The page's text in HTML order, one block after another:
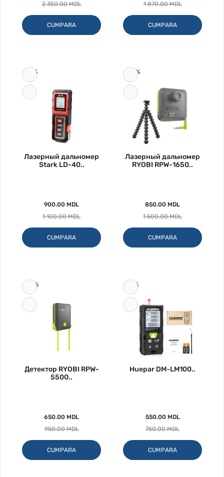
2 350.00 MDL
CUMPARA
1 870.00 MDL
CUMPARA
-18%
Лазерный дальномер
Stark LD-40..
900.00 MDL
1 100.00 MDL
CUMPARA
-43%
Лазерный дальномер
RYOBI RPW-1650..
850.00 MDL
1 500.00 MDL
CUMPARA
-32%
Детектор RYOBI RPW-
5500..
650.00 MDL
950.00 MDL
CUMPARA
-27%
Huepar DM-LM100..
550.00 MDL
750.00 MDL
CUMPARA